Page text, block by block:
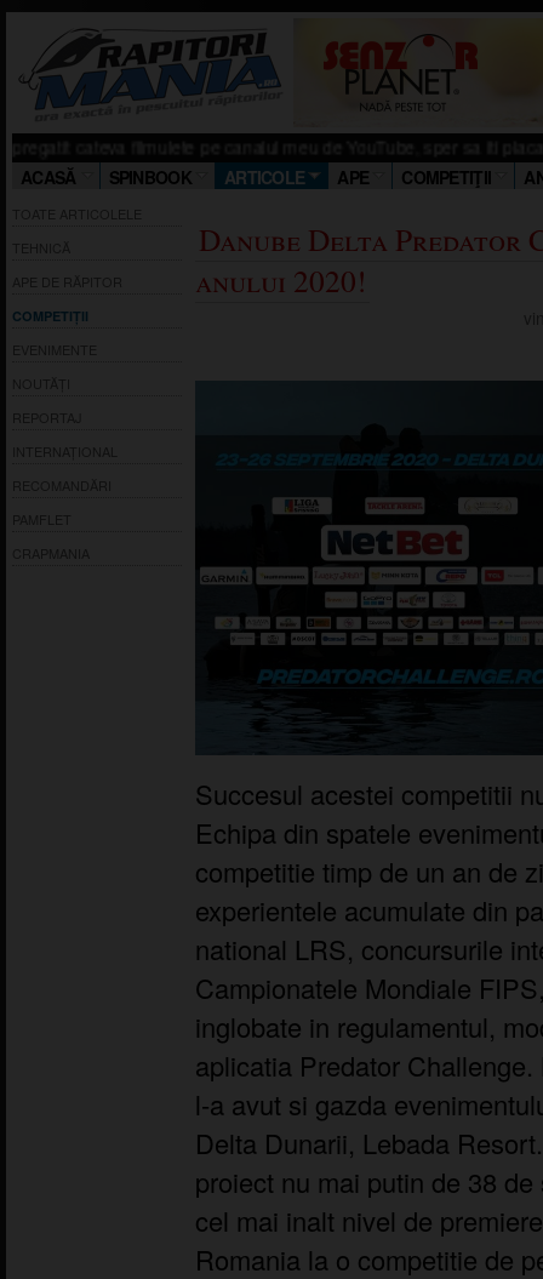
filmulete pe canalul meu de YouTube, sper sa iti placa. Click
ACASĂ
SPINBOOK ARTICOLE APE COMPETIŢII
COMPETIȚII
Danube Delta Predator
anului 2020!
Succesul acestei competitii
Echipa din spatele
competitie timp de un an de
experientele acumulate din
national LRS, concursurile
Campionatele Mondiale
inglobate in regulamentul,
aplicatia Predator
l-a avut si gazda
Delta Dunarii, Lebada
proiect nu mai putin de 38
cel mai inalt nivel de
Romania la o competitie de